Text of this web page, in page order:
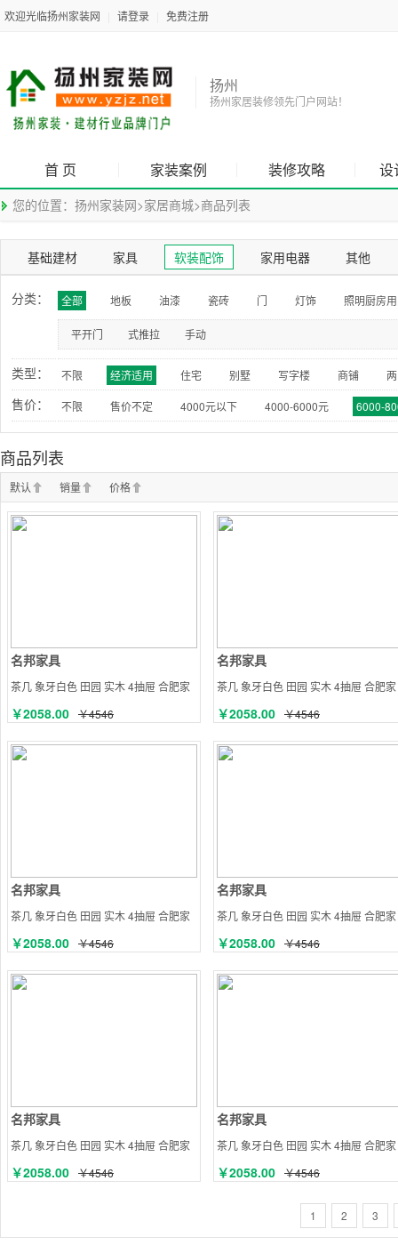
欢迎光临扬州家装网 请登录 免费注册
扬州
扬州家居装修领先门户网站！
首 页 家装案例 装修攻略 设
您的位置： 扬州家装网>家居商城>商品列表
基础建材 家具 软装配饰 家用电器 其他
分类： 全部 地板 油漆 瓷砖 门 灯饰 照明厨房
平开门 式推拉 手动
类型： 不限 经济适用 住宅 别墅 写字楼 商铺
售价： 不限 售价不定 4000元以下 4000-6000元 6000-
商品列表
默认 销量 价格
名邦家具
茶几 象牙白色 田园 实木 4抽屉 合肥家
具
￥2058.00 ￥4546
名邦家具
茶几 象牙白色 田园 实木 4抽屉 合肥家
具
￥2058.00 ￥4546
名邦家具
茶几 象牙白色 田园 实木 4抽屉 合肥家
具
￥2058.00 ￥4546
名邦家具
茶几 象牙白色 田园 实木 4抽屉 合肥家
具
￥2058.00 ￥4546
名邦家具
茶几 象牙白色 田园 实木 4抽屉 合肥家
具
￥2058.00 ￥4546
名邦家具
茶几 象牙白色 田园 实木 4抽屉 合肥家
具
￥2058.00 ￥4546
1 2 3